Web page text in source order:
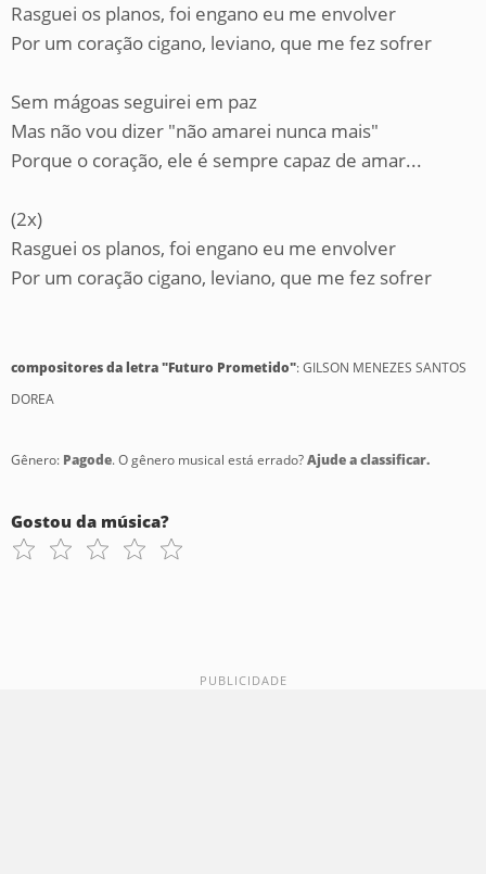
Rasguei os planos, foi engano eu me envolver
Por um coração cigano, leviano, que me fez sofrer
Sem mágoas seguirei em paz
Mas não vou dizer "não amarei nunca mais"
Porque o coração, ele é sempre capaz de amar...
(2x)
Rasguei os planos, foi engano eu me envolver
Por um coração cigano, leviano, que me fez sofrer
compositores da letra "Futuro Prometido": GILSON MENEZES SANTOS
DOREA
Gênero: Pagode. O gênero musical está errado?Ajude a classificar.
Gostou da música?